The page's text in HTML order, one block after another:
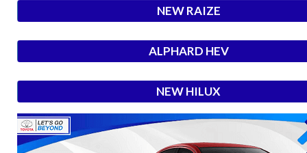
NEW RAIZE
ALPHARD HEV
NEW HILUX